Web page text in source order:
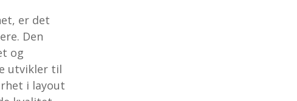
er det
Den
og
utvikler til
i layout